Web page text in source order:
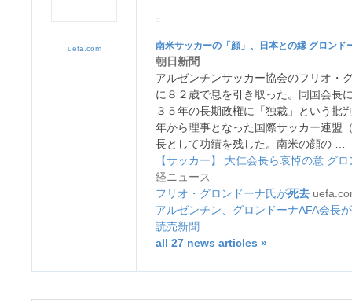
日
本
と
の
縁
グ
ロ
ン
ド
ナ
氏
死
去
uefa.com 南米サッカーの「顔」、日本との縁 グロンド
朝日新聞
アルゼンチンサッカー協会のフリオ・
に８２歳で息を引き取った。同国会長
３５年の長期政権に「独裁」という批
年から理事となった国際サッカー連盟
長として功績を残した。南米の顔の …
【サッカー】 大仁会長ら哀悼の意 グ
経ニュース
フリオ・グロンドーナ氏が死去
アルゼンチン、グロンドーナAFA会長が
読売新聞
all 27 news articles »